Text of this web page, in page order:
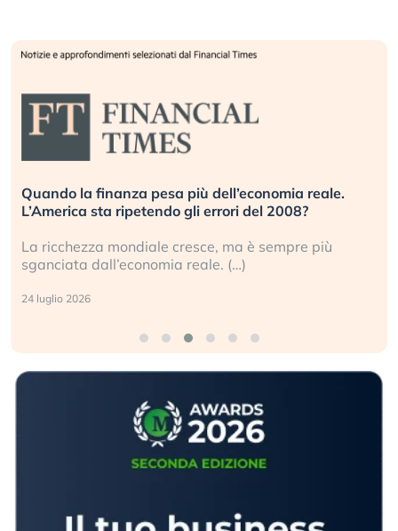
Quando la finanza pesa più dell’economia reale.
L’America sta ripetendo gli errori del 2008?
La ricchezza mondiale cresce, ma è sempre più
sganciata dall’economia reale. (…)
24 luglio 2026